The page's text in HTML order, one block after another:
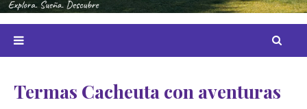
Termas Cacheuta con aventuras